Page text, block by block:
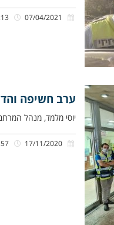
ערב חשיפה
יוסי מלמד, מנהל